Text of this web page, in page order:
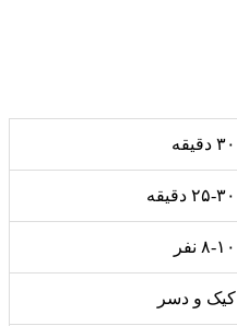
۳۰ دقیقه
۲۵-۳۰ دقیقه
۸-۱۰ نفر
کیک و دسر